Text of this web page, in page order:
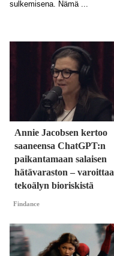
Annie Jacobsen kertoo
saaneensa ChatGPT:n
paikantamaan salaisen
hätävaraston – varoittaa
tekoälyn bioriskistä
Findance